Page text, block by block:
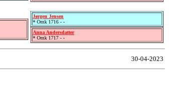
Jørgen Jensen
* Omk 1716 - -
Anna Andersdatter
* Omk 1717 - -
30-04-2023